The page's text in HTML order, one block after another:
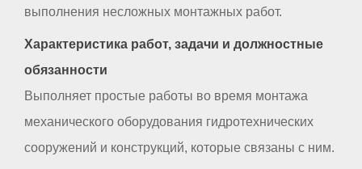
выполнения несложных монтажных работ.
Характеристика работ, задачи и должностные
обязанности
Выполняет простые работы во время монтажа
механического оборудования гидротехнических
сооружений и конструкций, которые связаны с ним.